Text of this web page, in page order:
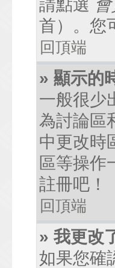
請點選
首）。您
回頂端
» 顯示的
一般很少
為討論區
中更改時
區等操作
註冊吧！
回頂端
» 我更改
如果您確